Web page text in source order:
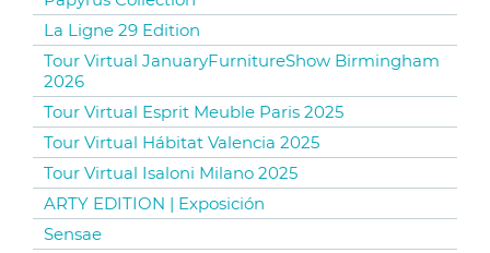
La Ligne 29 Edition
Tour Virtual JanuaryFurnitureShow Birmingham
2026
Tour Virtual Esprit Meuble Paris 2025
Tour Virtual Hábitat Valencia 2025
Tour Virtual Isaloni Milano 2025
ARTY EDITION | Exposición
Sensae